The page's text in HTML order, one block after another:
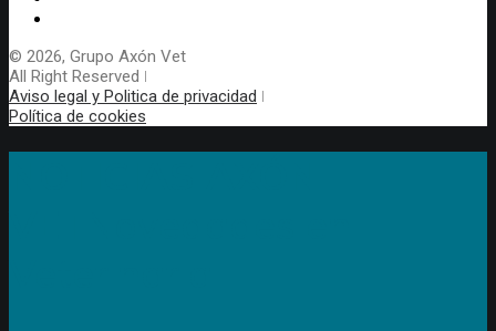
© 2026, Grupo Axón Vet
All Right Reserved ǀ
Aviso legal y Politica de privacidad ǀ
Política de cookies